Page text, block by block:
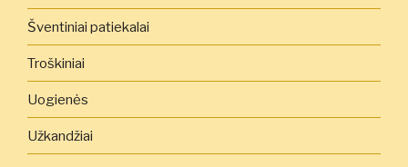
Šventiniai patiekalai
Troškiniai
Uogienės
Užkandžiai